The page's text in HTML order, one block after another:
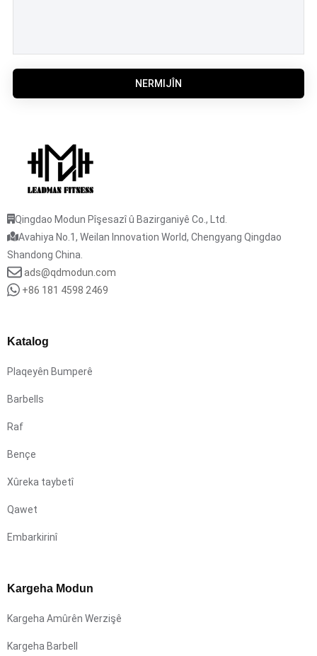
NERMIJÎN
Qingdao Modun Pîşesazî û Bazirganiyê Co., Ltd.
Avahiya No.1, Weilan Innovation World, Chengyang Qingdao
Shandong China.
ads@qdmodun.com
+86 181 4598 2469
Katalog
Plaqeyên Bumperê
Barbells
Raf
Bençe
Xûreka taybetî
Qawet
Embarkirinî
Kargeha Modun
Kargeha Amûrên Werzişê
Kargeha Barbell